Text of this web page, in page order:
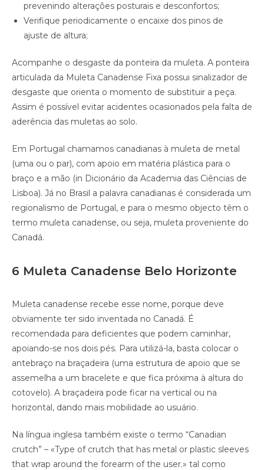
prevenindo alterações posturais e desconfortos;
Verifique periodicamente o encaixe dos pinos de
ajuste de altura;
Acompanhe o desgaste da ponteira da muleta. A ponteira
articulada da Muleta Canadense Fixa possui sinalizador de
desgaste que orienta o momento de substituir a peça.
Assim é possível evitar acidentes ocasionados pela falta de
aderência das muletas ao solo.
Em Portugal chamamos canadianas à muleta de metal
(uma ou o par), com apoio em matéria plástica para o
braço e a mão (in Dicionário da Academia das Ciências de
Lisboa). Já no Brasil a palavra canadianas é considerada um
regionalismo de Portugal, e para o mesmo objecto têm o
termo muleta canadense, ou seja, muleta proveniente do
Canadá.
6 Muleta Canadense Belo Horizonte
Muleta canadense recebe esse nome, porque deve
obviamente ter sido inventada no Canadá. É
recomendada para deficientes que podem caminhar,
apoiando-se nos dois pés. Para utilizá-la, basta colocar o
antebraço na braçadeira (uma estrutura de apoio que se
assemelha a um bracelete e que fica próxima à altura do
cotovelo). A braçadeira pode ficar na vertical ou na
horizontal, dando mais mobilidade ao usuário.
Na língua inglesa também existe o termo “Canadian
crutch” – «Type of crutch that has metal or plastic sleeves
that wrap around the forearm of the user.» tal como